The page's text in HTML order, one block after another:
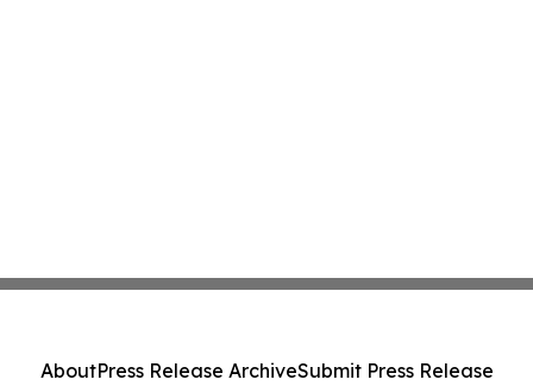
AboutPress Release ArchiveSubmit Press Release